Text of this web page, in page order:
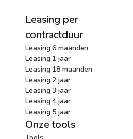
Leasing per
contractduur
Leasing 6 maanden
Leasing 1 jaar
Leasing 18 maanden
Leasing 2 jaar
Leasing 3 jaar
Leasing 4 jaar
Leasing 5 jaar
Onze tools